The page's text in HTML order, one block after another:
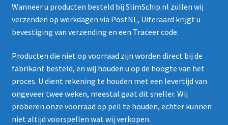
Wanneer u producten besteld bij SlimSchip.nl zullen wij
verzenden op werkdagen via PostNL, Uiteraard krijgt u
bevestiging van verzending en een Traceer code.
Producten die niet op voorraad zijn worden direct bij de
fabrikant besteld, en wij houden u op de hoogte van het
proces. U dient rekening te houden met een levertijd van
ongeveer twee weken, meestal gaat dit sneller. Wij
proberen onze voorraad op peil te houden, echter kunnen
niet altijd voorspellen wat wij verkopen.